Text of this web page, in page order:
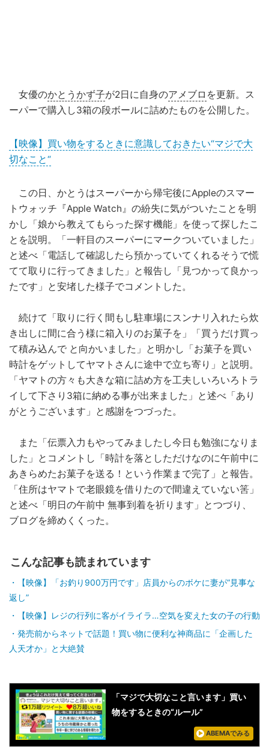
女優のかとうかず子が2日に自身のアメブロ を更新。ス
ーパーで購入し3箱の段ボールに詰めたものを公開した。
【映像】買い物をするときに意識しておきたい“マジで大
切なこと“
この日、かとうはスーパーから帰宅後にAppleのスマー
トウォッチ『Apple Watch』の紛失に気がついたことを明
かし「娘から教えてもらった探す機能」を使って探したこ
とを説明。「一軒目のスーパーにマークついていました」
と述べ「電話して確認したら預かっていてくれるそうで慌
てて取りに行ってきました」と報告し「見つかって良かっ
たです」と安堵した様子でコメントした。
続けて「取りに行く間もし駐車場にスンナリ入れたら炊
き出しに間に合う様に箱入りのお菓子を」「買うだけ買っ
て積み込んで と向かいました」と明かし「お菓子を買い
時計をゲットしてヤマトさんに途中で立ち寄り」と説明。
「ヤマトの方々も大きな箱に詰め方を工夫しいろいろトラ
イして下さり3箱に納める事が出来ました」と述べ「あり
がとうございます」と感謝をつづった。
また「伝票入力もやってみましたし今日も勉強になりま
した」とコメントし「時計を落としただけなのに午前中に
あきらめたお菓子を送る！という作業まで完了」と報告。
「住所はヤマトで老眼鏡を借りたので間違えていない筈」
と述べ「明日の午前中 無事到着を祈ります」とつづり、
ブログを締めくくった。
こんな記事も読まれています
【映像】「お釣り900万円です」店員からのボケに妻が“見事な
返し”
【映像】レジの行列に客がイライラ…空気を変えた女の子の行動
発売前からネットで話題！買い物に便利な神商品に「企画した
人天才か」と大絶賛
「マジで大切なこと言います」買い
物をするときの“ルール”
ABEMAでみる